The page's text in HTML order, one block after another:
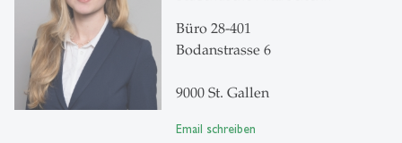
Büro 28-401
Bodanstrasse 6
9000 St. Gallen
Email schreiben